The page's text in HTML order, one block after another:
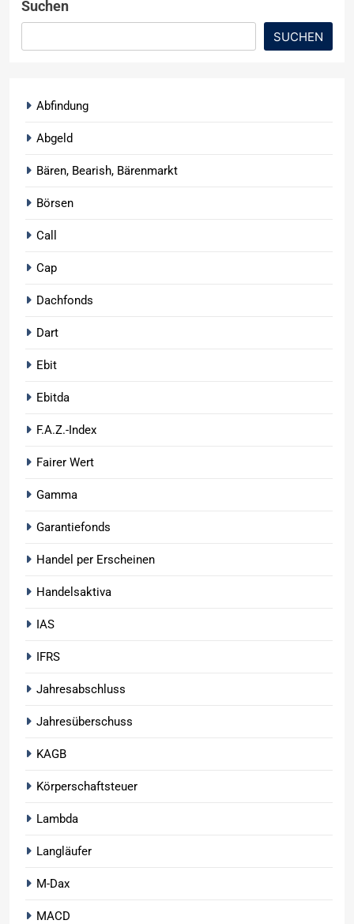
Suchen
SUCHEN
Abfindung
Abgeld
Bären, Bearish, Bärenmarkt
Börsen
Call
Cap
Dachfonds
Dart
Ebit
Ebitda
F.A.Z.-Index
Fairer Wert
Gamma
Garantiefonds
Handel per Erscheinen
Handelsaktiva
IAS
IFRS
Jahresabschluss
Jahresüberschuss
KAGB
Körperschaftsteuer
Lambda
Langläufer
M-Dax
MACD